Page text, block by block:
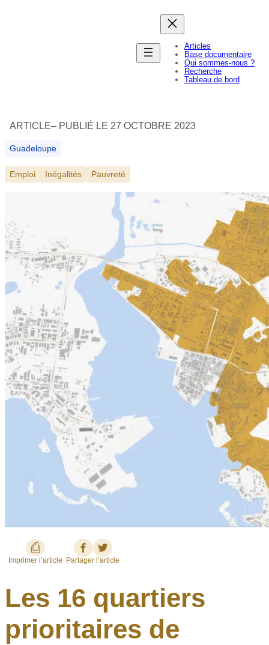
Articles
Base documentaire
Qui sommes-nous ?
Recherche
Tableau de bord
ARTICLE– PUBLIÉ LE 27 OCTOBRE 2023
Guadeloupe
Emploi Inégalités Pauvreté
Imprimer l’article Partager l’article
Les 16 quartiers
prioritaires de